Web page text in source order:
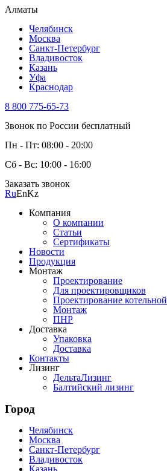
Алматы
Челябинск
Москва
Санкт-Петербург
Владивосток
Казань
Уфа
Краснодар
8 800 775-65-73
Звонок по России бесплатный
Пн - Пт: 08:00 - 20:00
Сб - Вс: 10:00 - 16:00
Заказать звонок
RuEnKz
Компания
О компании
Статьи
Сертификаты
Новости
Продукция
Монтаж
Проектирование
Для проектировщиков
Проектирование котельной
Монтаж
ПНР
Доставка
Упаковка
Доставка
Контакты
Лизинг
ДельтаЛизинг
Балтийский лизинг
Город
Челябинск
Москва
Санкт-Петербург
Владивосток